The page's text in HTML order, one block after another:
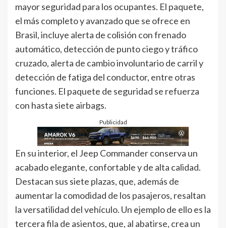
mayor seguridad para los ocupantes. El paquete,
el más completo y avanzado que se ofrece en
Brasil, incluye alerta de colisión con frenado
automático, detección de punto ciego y tráfico
cruzado, alerta de cambio involuntario de carril y
detección de fatiga del conductor, entre otras
funciones. El paquete de seguridad se refuerza
con hasta siete airbags.
Publicidad
En su interior, el Jeep Commander conserva un
acabado elegante, confortable y de alta calidad.
Destacan sus siete plazas, que, además de
aumentar la comodidad de los pasajeros, resaltan
la versatilidad del vehículo. Un ejemplo de ello es la
tercera fila de asientos, que, al abatirse, crea un